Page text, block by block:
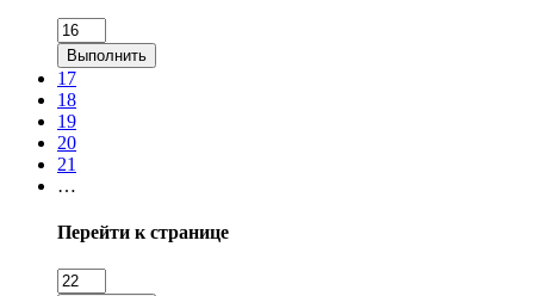
Выполнить
17
18
19
20
21
…
Перейти к странице